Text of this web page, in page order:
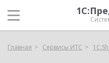
Главная Сервисы ИТС